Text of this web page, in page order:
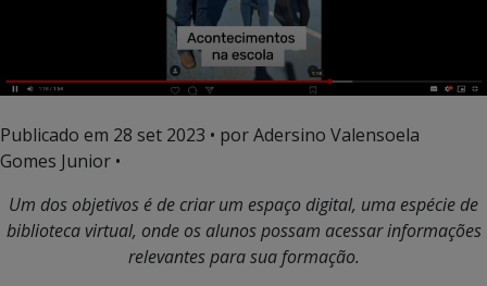
Publicado em 28 set 2023 • por Adersino Valensoela
Gomes Junior •
Um dos objetivos é de criar um espaço digital, uma espécie de
biblioteca virtual, onde os alunos possam acessar informações
relevantes para sua formação.